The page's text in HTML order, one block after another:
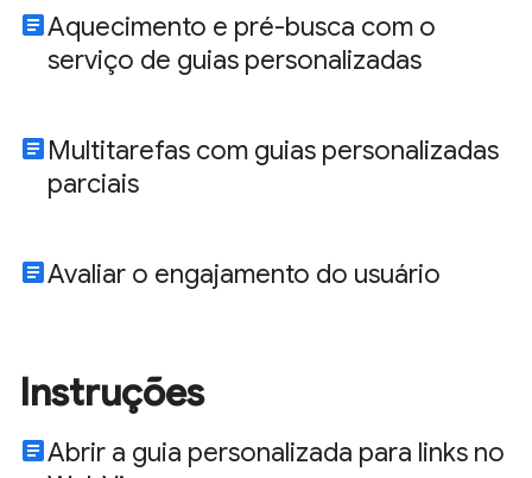
articleAquecimento e pré-busca com o
serviço de guias personalizadas
article Multitarefas com guias personalizadas
parciais
articleAvaliar o engajamento do usuário
Instruções
articleAbrir a guia personalizada para links no